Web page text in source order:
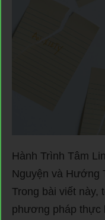
Hành Trình Tâm
Nguyện và Hướng
Trong bài viết này,
phương pháp thực